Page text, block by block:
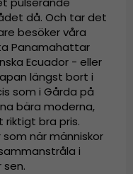
då. Och tar det
besöker våra
Panamahattar
Ecuador - eller
längst bort i
som i Gårda på
bära moderna,
bra pris.
när människor
i